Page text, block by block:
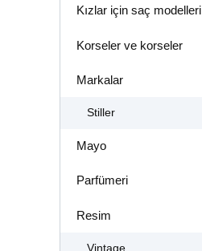
Kızlar için saç modelleri
Korseler ve korseler
Markalar
Stiller
Mayo
Parfümeri
Resim
Vintage